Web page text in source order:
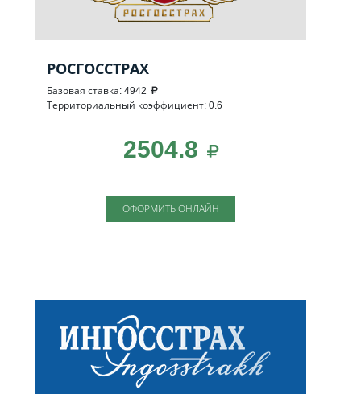
РОСГОССТРАХ
Базовая ставка: 4942
Территориальный коэффициент: 0.6
2504.8
ОФОРМИТЬ ОНЛАЙН